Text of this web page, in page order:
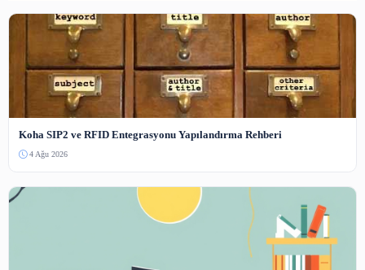
Arşivlerde çoklu ortam içeriğinin yönetimi, sadece dijital
değil, aynı zamanda geleneksel arşivler için de büyük
oluşturmaktadır. Fotoğraf, video ve ses kayıtları, diğer
farklı olarak, teknolojik gelişmeler nedeniyle hızla
bozulmaya yatkın olmaktadır. Bu nedenle, arşivlerin
teknolojileri takip etmesi gerekmektedir.
Arşivlerde çoklu ortam içeriğinin yönetimi, sadece